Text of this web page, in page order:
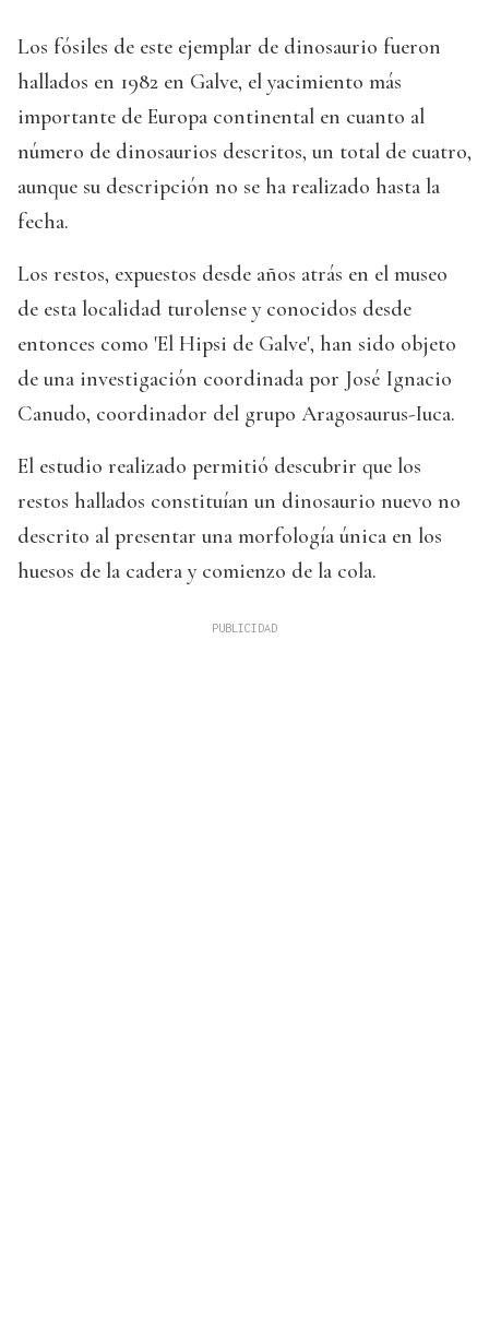
Los fósiles de este ejemplar de dinosaurio fueron
hallados en 1982 en Galve, el yacimiento más
importante de Europa continental en cuanto al
número de dinosaurios descritos, un total de cuatro,
aunque su descripción no se ha realizado hasta la
fecha.
Los restos, expuestos desde años atrás en el museo
de esta localidad turolense y conocidos desde
entonces como 'El Hipsi de Galve', han sido objeto
de una investigación coordinada por José Ignacio
Canudo, coordinador del grupo Aragosaurus-Iuca.
El estudio realizado permitió descubrir que los
restos hallados constituían un dinosaurio nuevo no
descrito al presentar una morfología única en los
huesos de la cadera y comienzo de la cola.